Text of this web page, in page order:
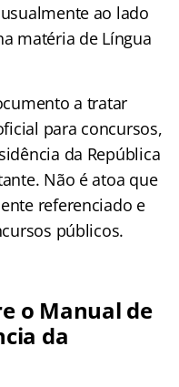
ao lado
matéria de Língua
a tratar
para concursos,
da República
Não é atoa que
referenciado e
públicos.
o Manual de
da